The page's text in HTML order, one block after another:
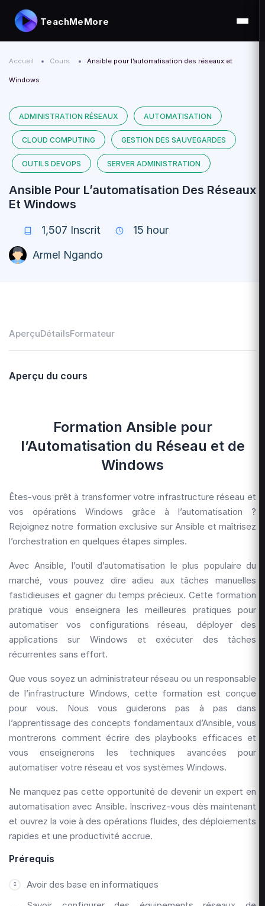
TeachMeMore
Accueil Cours Ansible pour l’automatisation des réseaux et
Windows
ADMINISTRATION RÉSEAUX AUTOMATISATION
CLOUD COMPUTING GESTION DES SAUVEGARDES
OUTILS DEVOPS SERVER ADMINISTRATION
Ansible Pour L’automatisation Des Réseaux
Et Windows
1,507 Inscrit
15 hour
Armel Ngando
AperçuDétailsFormateur
Aperçu du cours
Formation Ansible pour
l’Automatisation du Réseau et de
Windows
Êtes-vous prêt à transformer votre infrastructure réseau et
vos opérations Windows grâce à l’automatisation ?
Rejoignez notre formation exclusive sur Ansible et maîtrisez
l’orchestration en quelques étapes simples.
Avec Ansible, l’outil d’automatisation le plus populaire du
marché, vous pouvez dire adieu aux tâches manuelles
fastidieuses et gagner du temps précieux. Cette formation
pratique vous enseignera les meilleures pratiques pour
automatiser vos configurations réseau, déployer des
applications sur Windows et exécuter des tâches
récurrentes sans effort.
Que vous soyez un administrateur réseau ou un responsable
de l’infrastructure Windows, cette formation est conçue
pour vous. Nous vous guiderons pas à pas dans
l’apprentissage des concepts fondamentaux d’Ansible, vous
montrerons comment écrire des playbooks efficaces et
vous enseignerons les techniques avancées pour
automatiser votre réseau et vos systèmes Windows.
Ne manquez pas cette opportunité de devenir un expert en
automatisation avec Ansible. Inscrivez-vous dès maintenant
et ouvrez la voie à des opérations fluides, des déploiements
rapides et une productivité accrue.
Prérequis
Avoir des base en informatiques